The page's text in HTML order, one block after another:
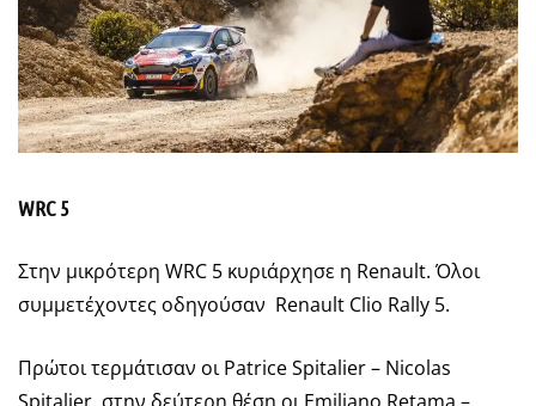
WRC 5
Στην μικρότερη WRC 5 κυριάρχησε η Renault. Όλοι
συμμετέχοντες οδηγούσαν Renault Clio Rally 5.
Πρώτοι τερμάτισαν οι Patrice Spitalier – Nicolas